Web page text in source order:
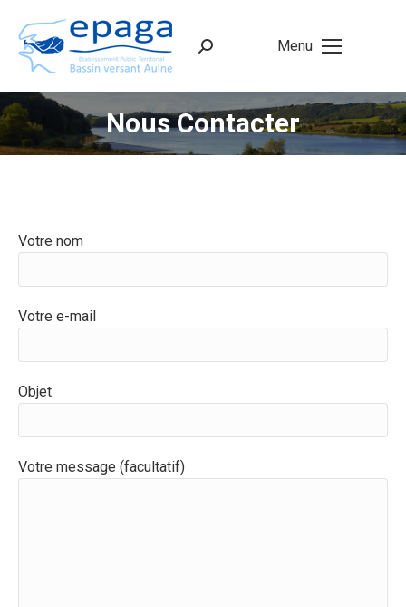
Menu
Recherche
Nous Contacter
Votre nom
Votre e-mail
Objet
Votre message (facultatif)